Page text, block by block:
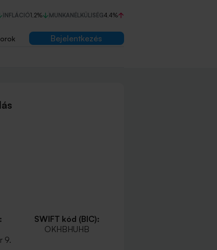
INFLÁCIÓ1,2% MUNKANÉLKÜLISÉG4,4%
Bejelentkezés
9.
SWIFT kód (BIC):
OKHBHUHB